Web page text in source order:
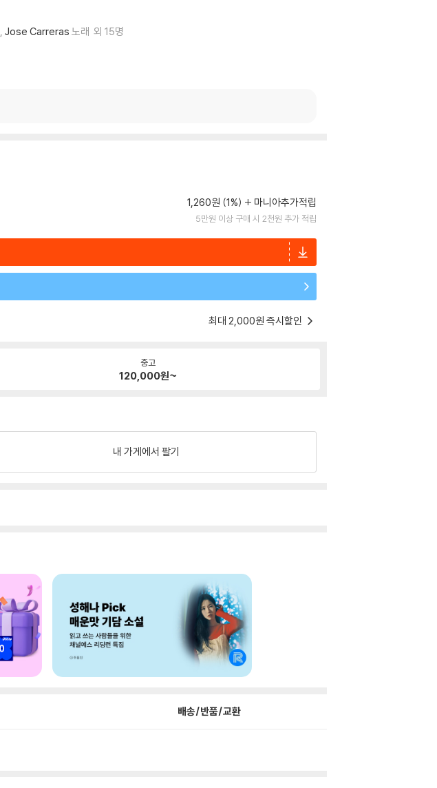
Jose Carreras 노래 외 15명
1,260원 (1%) 마니아추가적립
5만원 이상 구매 시 2천원 추가 적립
최대 2,000원 즉시할인
중고
120,000원~
내 가게에서 팔기
배송/반품/교환